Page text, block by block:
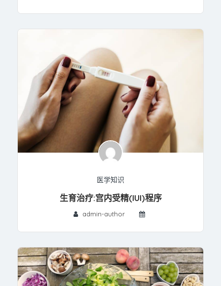
医学知识
生育治疗:宫内受精(IUI)程序
admin-author